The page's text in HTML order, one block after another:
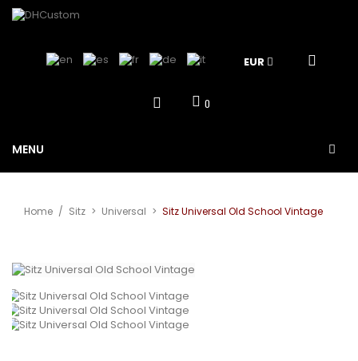
EUR
0
MENU
Home / Sitz > Universal > Sitz Universal Old School Vintage